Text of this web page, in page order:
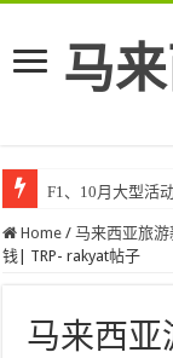
马
F1、10月大型活
Home / 马来西亚旅游
钱| TRP- rakyat帖子
马来西亚